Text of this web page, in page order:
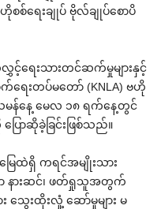
စစ်‌ရေးချုပ် ဗိုလ်ချုပ်‌စောပိ
ေးသားတင်ဆက်မှုများနှင့်
ေးတပ်မ‌တော် (KNLA) ဗဟို
မန်‌နေ့ ‌မေလ ၁၈ ရက်‌နေ့တွင်
ောဆိုခဲ့ခြင်းဖြစ်သည်။
ြေထဲရှိ ကရင်အမျိုးသား
နားဆင်၊ ဖတ်ရှုသူအတွက်
သွေးထိုးလှုံ့ ‌ဆော်မှုများ မ